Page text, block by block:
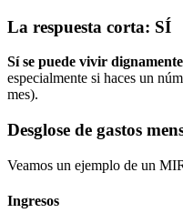
La respuesta corta: SÍ
Sí se puede vivir
especialmente si haces un
mes).
Desglose de gastos
Veamos un ejemplo de un
Ingresos